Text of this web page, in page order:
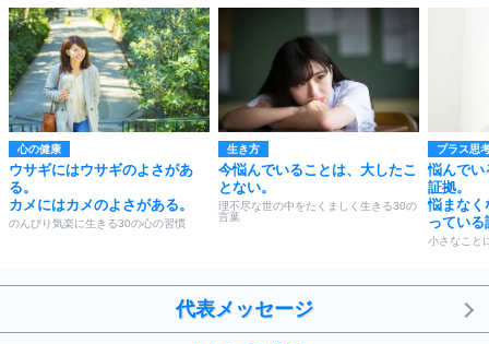
心の健康
ウサギにはウサギのよさがあ
る。
カメにはカメのよさがある。
のんびり気楽に生きる30の心の習慣
生き方
今悩んでいることは、大したこ
とない。
理不尽な世の中をたくましく生きる30の
言葉
プラス思
悩んでい
証拠。
悩まなく
っている
小さなこと
代表メッセージ